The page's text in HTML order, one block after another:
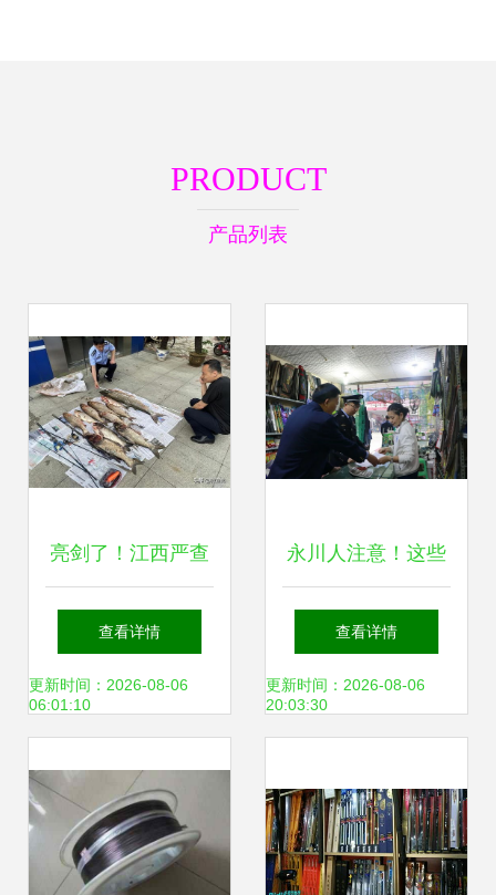
PRODUCT
产品列表
亮剑了！江西严查
违规垂钓，3类钓
鱼行为成执法重
规
查看详情
更新时间：2026-08-06
06:01:10
永川人注意！这些
东西被禁用，快看
你家有吗？——渔
查看详情
更新时间：2026-08-06
20:03:30